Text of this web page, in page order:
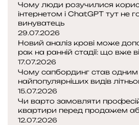
Чому люди розучилися
інтернетом і ChatGPT тут не
винуватець
29.07.2026
Новий аналіз крові може
рак на ранній стадії: що вже
17.07.2026
Чому сапбординг став одним
найпопулярніших видів
15.07.2026
Чи варто замовляти
квартири перед продажем
12.07.2026